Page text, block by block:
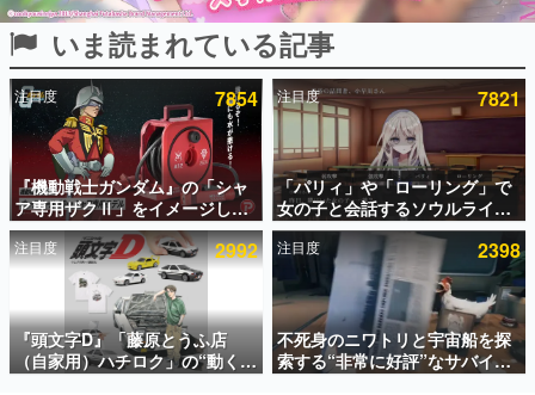
ピックアップ
電ファミのいま読まれている記事ランキング
アプリセール情報
インタビュー
連載・特集一覧
殿堂入り記事
SNS拡散数が数千以上！ ページビュー数万以上！ などな
ど。多くの人々に読まれた、電ファミ渾身の“殿堂入り”記
事をまとめました。
いま読まれている記事
注目度 7854
『機動戦士ガンダム』の「シャ
ア専用ザクⅡ」をイメージした
散水ホースリールが予約開始。
本体にはシャアのパーソナルマ
ークやジオン公国軍のエンブレ
ム、型式番号などを配置
注目度 7821
「パリィ」や「ローリング」で
女の子と会話するソウルライク
恋愛ゲーム『小早川さんはソウ
ルライク』無料公開。返事に失
敗すると「YOU DIED」
注目度 2992
『頭文字D』「藤原とうふ店
（自家用）ハチロク」の“動くテ
ィッシュケース”が買えるポップ
注目度 2398
不死身のニワトリと宇宙船を探
索する“非常に好評”なサバイバ
ルゲーム『Breathedge』が無